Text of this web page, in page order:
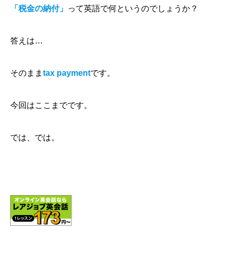
「税金の納付」 って英語で何というのでしょうか？
答えは…
そのまま tax paymentです。
今回はここまでです。
では、では。